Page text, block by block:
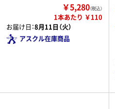
￥5,280（税込）
1本あたり ￥110
お届け日：8月11日（火）
アスクル在庫商品